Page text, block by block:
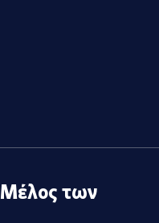
Μέλος των